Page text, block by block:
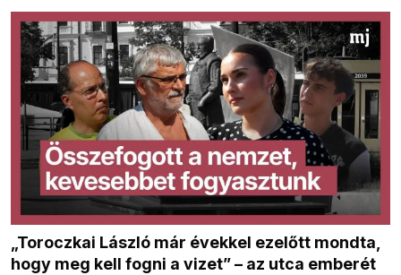
„Toroczkai László már évekkel ezelőtt mondta,
hogy meg kell fogni a vizet” – az utca emberét